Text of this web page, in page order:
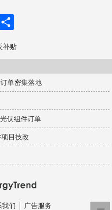
补贴
单密集落地
伏组件订单
目技改
我们 广告服务